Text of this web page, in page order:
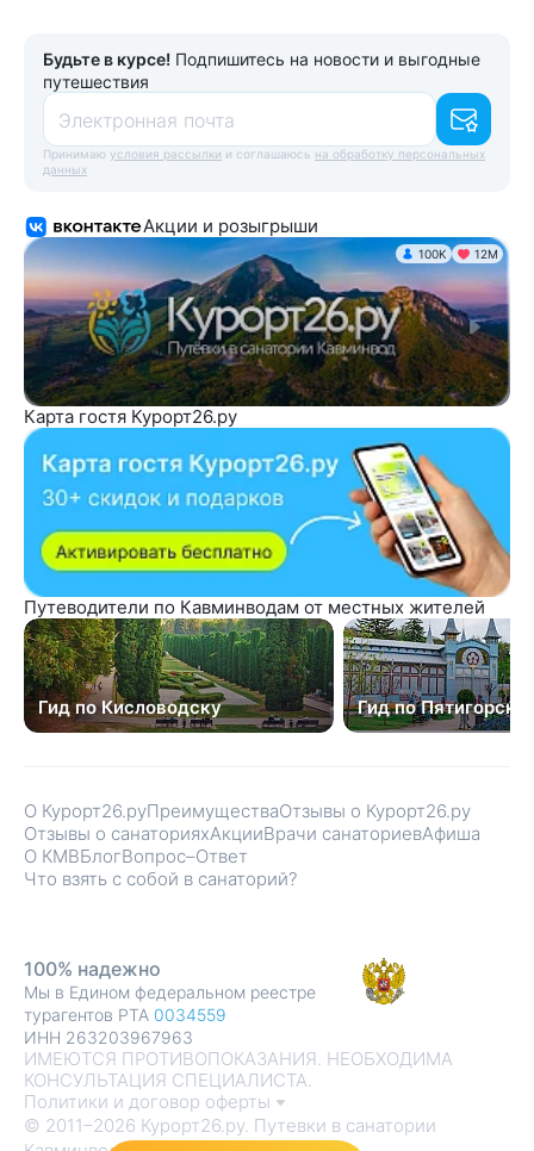
Будьте в курсе! Подпишитесь на новости и выгодные
путешествия
Электронная почта
Принимаю условия рассылки и соглашаюсь на обработку персональных
данных
Акции и розыгрыши
100K 12М
Карта гостя Курорт26.ру
Путеводители по Кавминводам от местных жителей
Гид по Кисловодску Гид по Пятигорску
О Курорт26.руПреимуществаОтзывы о Курорт26.ру
Отзывы о санаторияхАкцииВрачи санаториевАфиша
О КМВБлогВопрос–Ответ
Что взять с собой в санаторий?
ИМЕЮТСЯ ПРОТИВОПОКАЗАНИЯ. НЕОБХОДИМА
КОНСУЛЬТАЦИЯ СПЕЦИАЛИСТА.
Политики и договор оферты
© 2011–2026 Курорт26.ру. Путевки в санатории
100% надежно
Мы в Едином федеральном реестре
турагентов РТА 0034559
ИНН 263203967963